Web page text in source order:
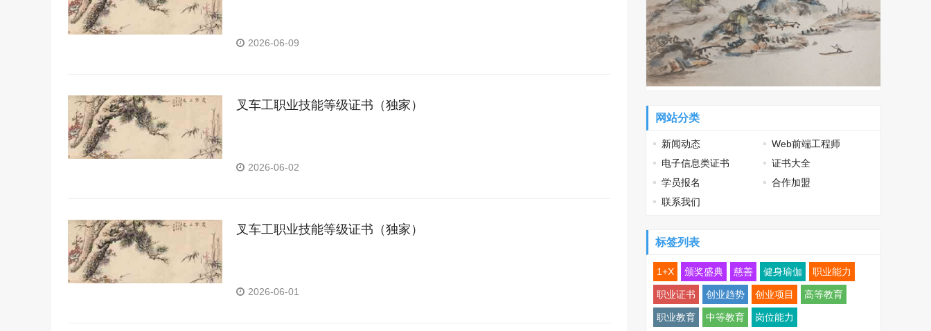
2026-06-09
叉车工职业技能等级证书（独家）
2026-06-02
叉车工职业技能等级证书（独家）
2026-06-01
网站分类
新闻动态
Web前端工程师
电子信息类证书
证书大全
学员报名
合作加盟
联系我们
标签列表
1+X 颁奖盛典 慈善 健身瑜伽 职业能力
职业证书 创业趋势 创业项目 高等教育
职业教育 中等教育 岗位能力